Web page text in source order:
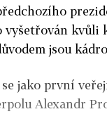
vyšetřován kvůli
jsou
jako první
Alexandr